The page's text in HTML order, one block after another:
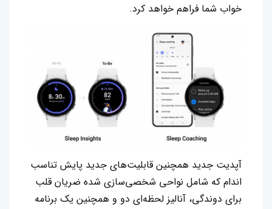
خواب شما فراهم خواهد کرد.
آپدیت جدید همچنین قابلیت‌های جدید پایش تناسب
اندام که شامل نواحی شخصی‌سازی شده ضریان قلب
برای دوندگی، آنالیز لحظه‌ای دو و همچنین یک برنامه